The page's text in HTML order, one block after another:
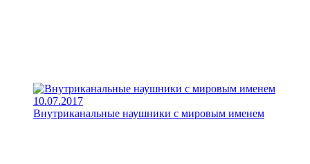
10.07.2017
Внутриканальные наушники с мировым именем